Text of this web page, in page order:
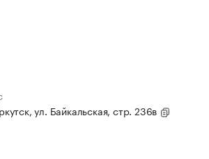
ул. Байкальская, стр. 236в